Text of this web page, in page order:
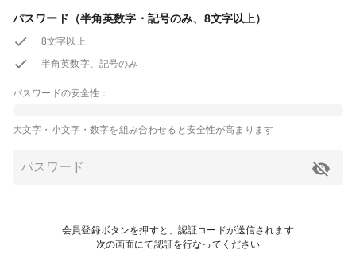
パスワード（半角英数字・記号のみ、8文字以上）
8文字以上
半角英数字、記号のみ
パスワードの安全性：
大文字・小文字・数字を組み合わせると安全性が高まります
会員登録ボタンを押すと、認証コードが送信されます
次の画面にて認証を行なってください